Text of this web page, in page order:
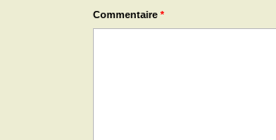
Commentaire *